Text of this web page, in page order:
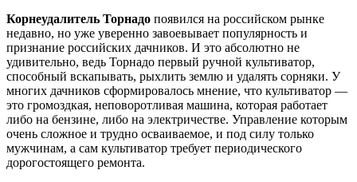
Корнеудалитель Торнадо появился на российском рынке
недавно, но уже уверенно завоевывает популярность и
признание российских дачников. И это абсолютно не
удивительно, ведь Торнадо первый ручной культиватор,
способный вскапывать, рыхлить землю и удалять сорняки. У
многих дачников сформировалось мнение, что культиватор —
это громоздкая, неповоротливая машина, которая работает
либо на бензине, либо на электричестве. Управление которым
очень сложное и трудно осваиваемое, и под силу только
мужчинам, а сам культиватор требует периодического
дорогостоящего ремонта.